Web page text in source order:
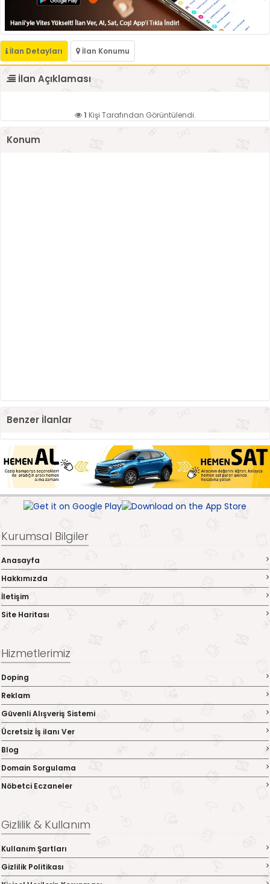
İlan Detayları İlan Konumu
İlan Açıklaması
1 Kişi Tarafından Görüntülendi.
Konum
Benzer İlanlar
Kurumsal Bilgiler
Anasayfa
Hakkımızda
İletişim
Site Haritası
Hizmetlerimiz
Doping
Reklam
Güvenli Alışveriş Sistemi
Ücretsiz İş ilanı Ver
Blog
Domain Sorgulama
Nöbetci Eczaneler
Gizlilik & Kullanım
Kullanım Şartları
Gizlilik Politikası